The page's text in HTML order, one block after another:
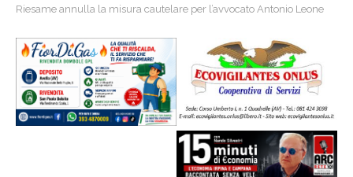
Riesame annulla la misura cautelare per l’avvocato Antonio Leone